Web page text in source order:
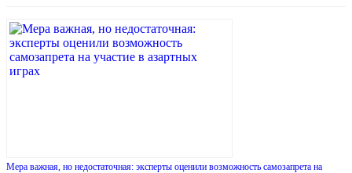
Мера важная, но недостаточная: эксперты оценили возможность самозапрета на